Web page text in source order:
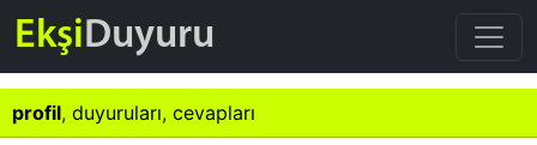
EkşiDuyuru
profil, duyuruları, cevapları